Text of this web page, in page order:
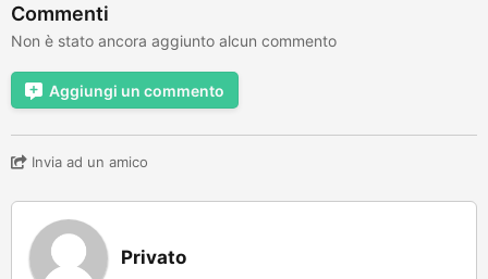
Commenti
Non è stato ancora aggiunto alcun commento
Aggiungi un commento
Invia ad un amico
Privato